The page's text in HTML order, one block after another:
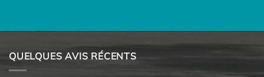
QUELQUES AVIS RÉCENTS